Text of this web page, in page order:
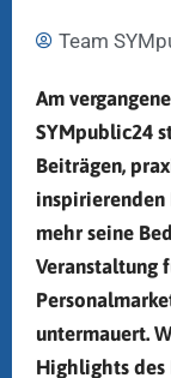
Team
Am
SYMpublic24
Beiträgen,
inspirierenden
mehr seine
Veranstaltung
untermauert.
Highlights des